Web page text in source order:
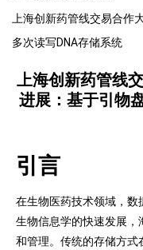
上海创新药管线交易合作
多次读写DNA存储系统
上海创新药管线
进展：基于引物
引言
在生物医药技术领域，
生物信息学的快速发展
和管理。传统的存储方式